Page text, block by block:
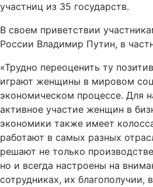
участниц из 35 государств.
В своем приветствии
России Владимир Путин, в
«Трудно переоценить ту
играют женщины в мировом
экономическом процессе. Для
активное участие женщин в
экономики также имеет
работают в самых разных
решают не только
но и всегда настроены на
сотрудниках, их благополучии,